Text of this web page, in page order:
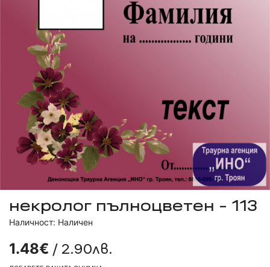
некролог пълноцветен - 113
Наличност: Наличен
1.48€ / 2.90лв.